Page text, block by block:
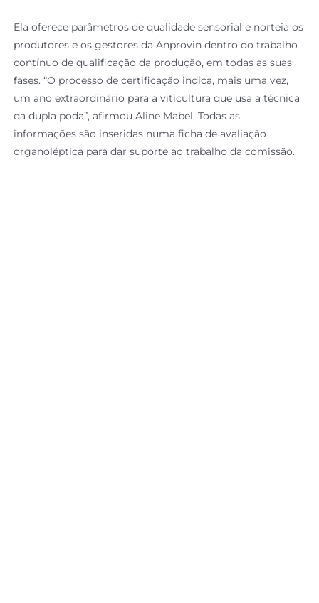
Ela oferece parâmetros de qualidade sensorial e norteia os
produtores e os gestores da Anprovin dentro do trabalho
contínuo de qualificação da produção, em todas as suas
fases. “O processo de certificação indica, mais uma vez,
um ano extraordinário para a viticultura que usa a técnica
da dupla poda”, afirmou Aline Mabel. Todas as
informações são inseridas numa ficha de avaliação
organoléptica para dar suporte ao trabalho da comissão.